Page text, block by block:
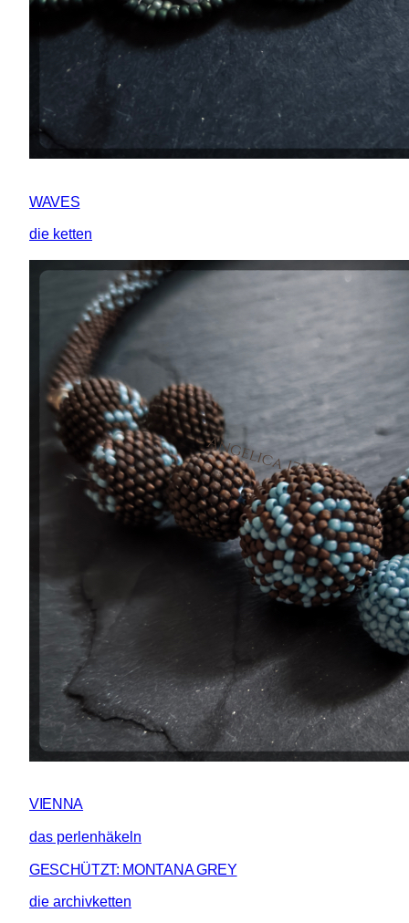
WAVES
die ketten
VIENNA
das perlenhäkeln
GESCHÜTZT: MONTANA GREY
die archivketten